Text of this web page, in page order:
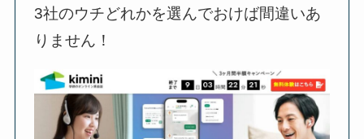
3社のウチどれかを選んでおけば間違いあ
りません！